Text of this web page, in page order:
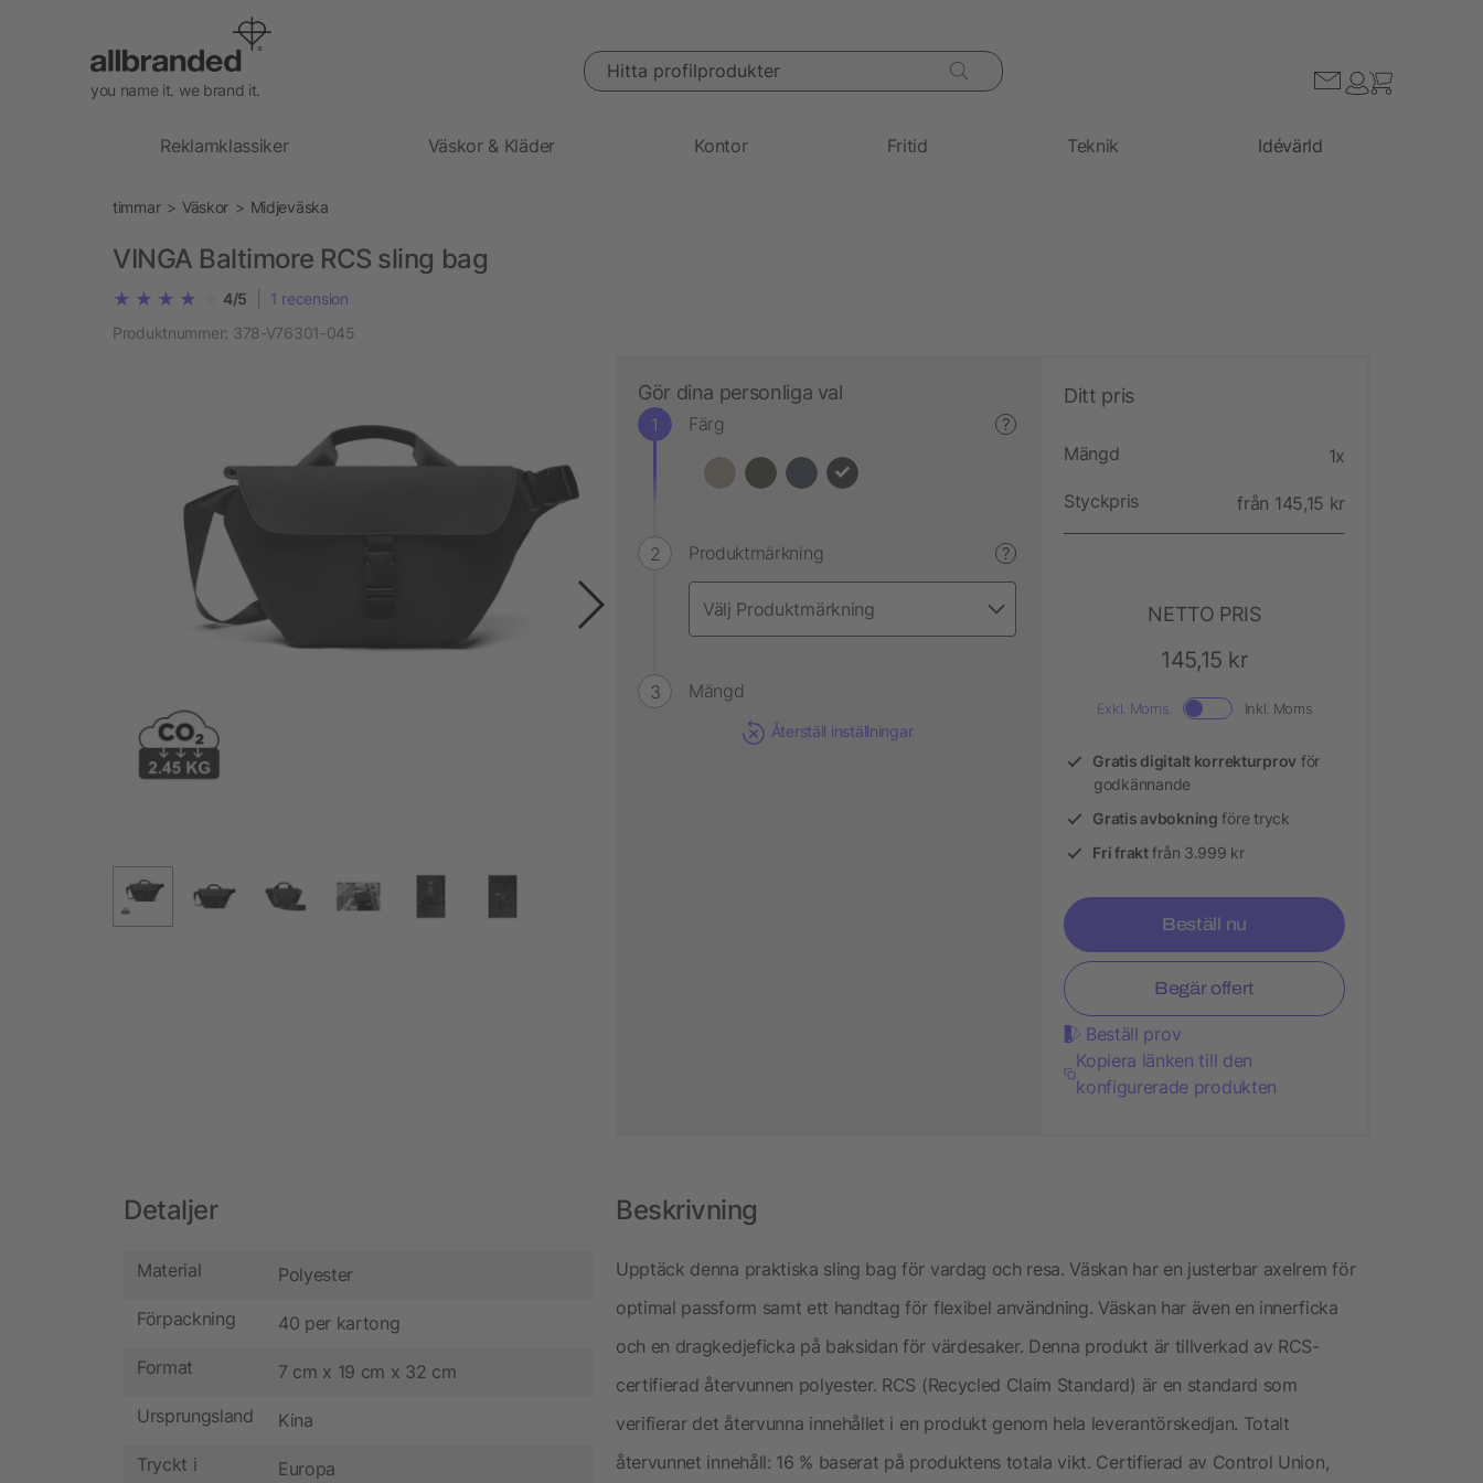
you name it. we brand it.
Hitta profilprodukter
Reklamklassiker Väskor & Kläder Kontor Fritid Teknik Idévärld
timmar Väskor Midjeväska
VINGA Baltimore RCS sling bag
4/5 1 recension
Produktnummer: 378-V76301-045
Gör dina personliga val
Färg ?
Produktmärkning ?
Mängd
Återställ inställningar
Ditt pris
Mängd 1x
Styckpris från 145,15 kr
NETTO PRIS
145,15 kr
Exkl. Moms. Inkl. Moms
Gratis digitalt korrekturprov för
godkännande
Gratis avbokning före tryck
Fri fraktfrån 3.999 kr
Beställ nu
Begär offert
Beställ prov
Kopiera länken till den
konfigurerade produkten
Detaljer
Material Polyester
Förpackning 40 per kartong
Format 7 cm x 19 cm x 32 cm
Ursprungsland Kina
Tryckt i Europa
Beskrivning
Upptäck denna praktiska sling bag för vardag och resa. Väskan har en justerbar axelrem för
optimal passform samt ett handtag för flexibel användning. Väskan har även en innerficka
och en dragkedjeficka på baksidan för värdesaker. Denna produkt är tillverkad av RCS-
certifierad återvunnen polyester. RCS (Recycled Claim Standard) är en standard som
verifierar det återvunna innehållet i en produkt genom hela leverantörskedjan. Totalt
återvunnet innehåll: 16 % baserat på produktens totala vikt. Certifierad av Control Union,